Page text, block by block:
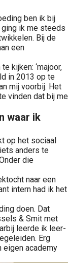
ben ik bij
ik me steeds
Bij de
een
kijken: ‘majoor,
in 2013 op te
mij voorbij. Het
vinden dat bij me
waar ik
op het sociaal
anders te
die
naar een
intern had ik het
doen. Dat
& Smit met
leerde ik leer-
Erg
eigen academy